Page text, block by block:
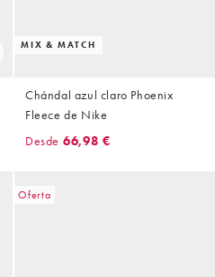
MIX & MATCH
Chándal azul claro Phoenix
Fleece de Nike
Desde 66,98 €
Oferta